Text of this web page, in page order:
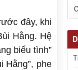
đây, khi
Hằng. Hệ
biểu tình”
Hằng”, phe